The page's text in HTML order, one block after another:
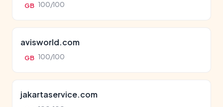
GB 100/100
avisworld.com
GB 100/100
jakartaservice.com